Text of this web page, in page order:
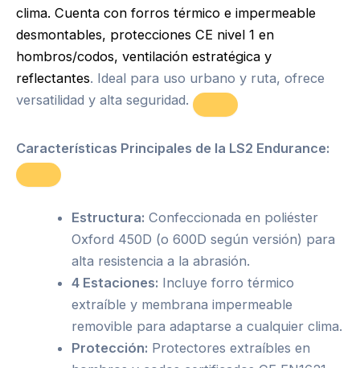
clima. Cuenta con forros térmico e impermeable
desmontables, protecciones CE nivel 1 en
hombros/codos, ventilación estratégica y
reflectantes. Ideal para uso urbano y ruta, ofrece
versatilidad y alta seguridad.
Características Principales de la LS2 Endurance:
Estructura: Confeccionada en poliéster
Oxford 450D (o 600D según versión) para
alta resistencia a la abrasión.
4 Estaciones: Incluye forro térmico
extraíble y membrana impermeable
removible para adaptarse a cualquier clima.
Protección: Protectores extraíbles en